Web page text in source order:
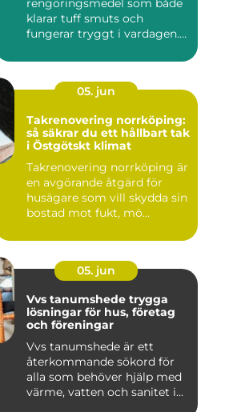
rengöringsmedel som både
klarar tuff smuts och
fungerar tryggt i vardagen.
05. jun
Takrenovering norrköping:
så säkrar du ett hållbart tak
i Östgötskt klimat
Takrenovering norrköping är
en avgörande åtgärd för
husägare som vill skydda sin
bostad mot fukt, mö...
05. jun
Vvs tanumshede trygga
lösningar för hus, företag
och föreningar
Vvs tanumshede är ett
återkommande sökord för
alla som behöver hjälp med
värme, vatten och sanitet i...